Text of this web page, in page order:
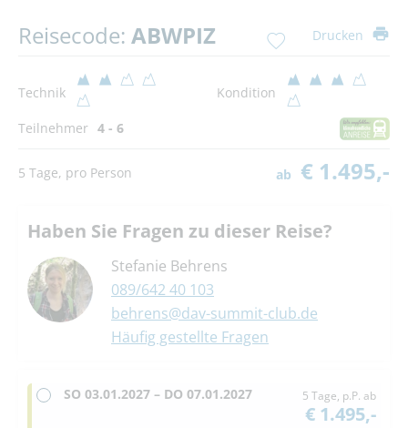
Reisecode: ABWPIZ Drucken
Technik Kondition
Teilnehmer 4 - 6
5 Tage, pro Person ab € 1.495,-
Haben Sie Fragen zu dieser Reise?
Stefanie Behrens
089/642 40 103
behrens@dav-summit-club.de
Häufig gestellte Fragen
SO 03.01.2027 – DO 07.01.2027 5 Tage, p.P. ab
€ 1.495,-